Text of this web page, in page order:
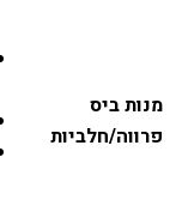
מנות ביס
פרווה/חלביות